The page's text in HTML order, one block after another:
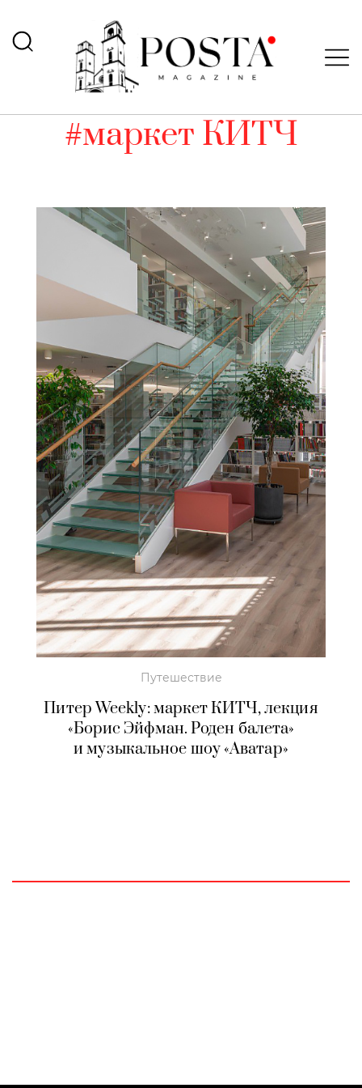
#маркет КИТЧ
Путешествие
Питер Weekly: маркет КИТЧ, лекция
«Борис Эйфман. Роден балета»
и музыкальное шоу «Аватар»